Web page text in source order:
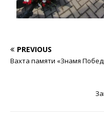
PREVIOUS
Вахта памяти «Знамя